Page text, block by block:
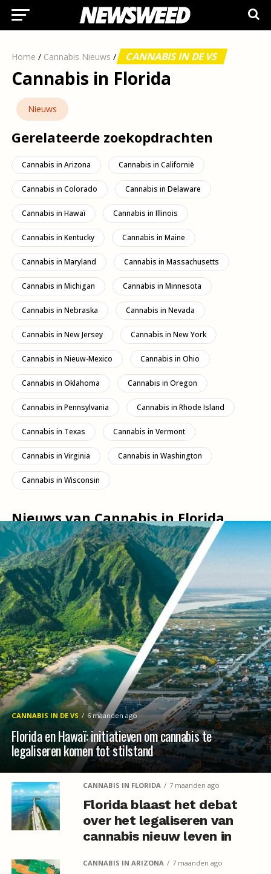
Home / Cannabis Nieuws / CANNABIS IN DE VS
Cannabis in Florida
Nieuws
Gerelateerde zoekopdrachten
Cannabis in Arizona Cannabis in Californië
Cannabis in Colorado Cannabis in Delaware
Cannabis in Hawaï Cannabis in Illinois
Cannabis in Kentucky Cannabis in Maine
Cannabis in Maryland Cannabis in Massachusetts
Cannabis in Michigan Cannabis in Minnesota
Cannabis in Nebraska Cannabis in Nevada
Cannabis in New Jersey Cannabis in New York
Cannabis in Nieuw-Mexico Cannabis in Ohio
Cannabis in Oklahoma Cannabis in Oregon
Cannabis in Pennsylvania Cannabis in Rhode Island
Cannabis in Texas Cannabis in Vermont
Cannabis in Virginia Cannabis in Washington
Cannabis in Wisconsin
Nieuws van Cannabis in Florida
CANNABIS IN DE VS 6 maanden ago
Florida en Hawaï: initiatieven om cannabis te
legaliseren komen tot stilstand
CANNABIS IN FLORIDA 7 maanden ago
Florida blaast het debat
over het legaliseren van
cannabis nieuw leven in
CANNABIS IN ARIZONA 7 maanden ago